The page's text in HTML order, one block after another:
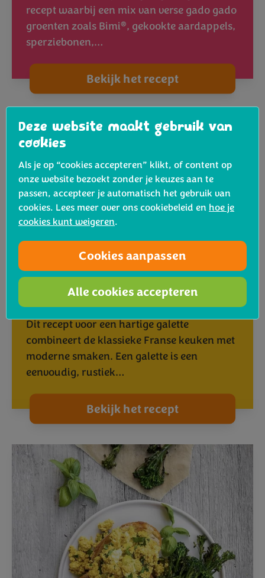
recept waarbij een mix van verse gado gado
groenten zoals Bimi®, gekookte aardappels,
sperziebonen,…
Bekijk het recept
Hartige galette met prei,
champignons en Bimi®
Dit recept voor een hartige galette
combineert de klassieke Franse keuken met
moderne smaken. Een galette is een
eenvoudig, rustiek…
Bekijk het recept
Deze website maakt gebruik van
cookies
Als je op “cookies accepteren” klikt, of content op
onze website bezoekt zonder je keuzes aan te
passen, accepteer je automatisch het gebruik van
cookies. Lees meer over ons cookiebeleid en hoe je
cookies kunt weigeren.
Cookies aanpassen
Alle cookies accepteren